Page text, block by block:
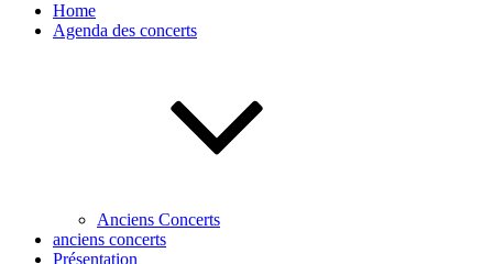
Home
Agenda des concerts
Anciens Concerts
anciens concerts
Présentation